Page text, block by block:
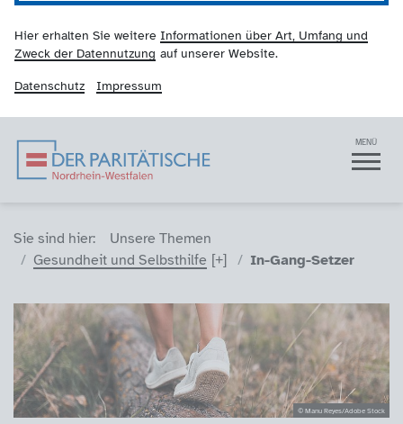
Hier erhalten Sie weitere Informationen über Art, Umfang und
Zweck der Datennutzung auf unserer Website.
Datenschutz Impressum
Der Paritätische NRW
Navigation MENÜ
Sie sind hier (Breadcrumb)
Sie sind hier:
Unsere Themen
Gesundheit und Selbsthilfe
In-Gang-Setzer
© Manu Reyes/Adobe Stock